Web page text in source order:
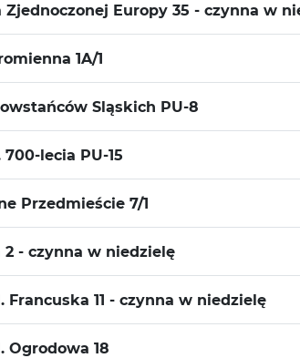
Zjednoczonej Europy 35 - czynna w
1A/1
Sląskich PU-8
lecia PU-15
Przedmieście 7/1
- czynna w niedzielę
11 - czynna w niedzielę
Ogrodowa 18